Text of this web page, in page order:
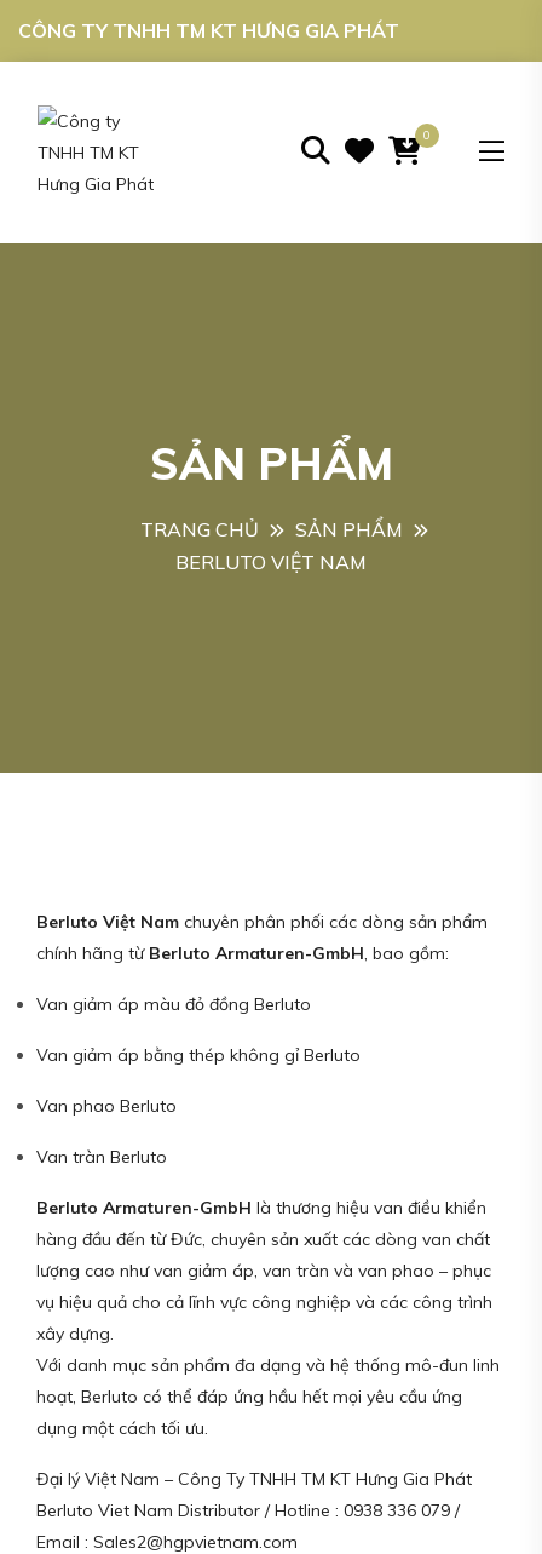
CÔNG TY TNHH TM KT HƯNG GIA PHÁT
0
SẢN PHẨM
TRANG CHỦ
SẢN PHẨM
BERLUTO VIỆT NAM
Berluto Việt Nam chuyên phân phối các dòng sản phẩm
chính hãng từ Berluto Armaturen-GmbH, bao gồm:
Van giảm áp màu đỏ đồng Berluto
Van giảm áp bằng thép không gỉ Berluto
Van phao Berluto
Van tràn Berluto
Berluto Armaturen-GmbH là thương hiệu van điều khiển
hàng đầu đến từ Đức, chuyên sản xuất các dòng van chất
lượng cao như van giảm áp, van tràn và van phao – phục
vụ hiệu quả cho cả lĩnh vực công nghiệp và các công trình
xây dựng.
Với danh mục sản phẩm đa dạng và hệ thống mô-đun linh
hoạt, Berluto có thể đáp ứng hầu hết mọi yêu cầu ứng
dụng một cách tối ưu.
Đại lý Việt Nam – Công Ty TNHH TM KT Hưng Gia Phát
Berluto Viet Nam Distributor / Hotline : 0938 336 079 /
Email : Sales2@hgpvietnam.com